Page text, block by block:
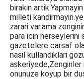
birakin
milleti
zarari var.ama
para icin herseylerini
gazetelere carsaf
nasil kullandiklari
onunuze koyup bir